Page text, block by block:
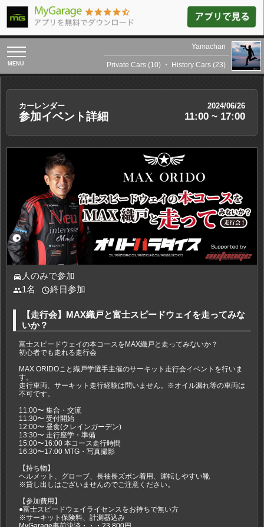
toggle
navigation
Yamachan
Private Cars (10) ・ History Cars (23)
カーレンダー 2024/06/26
参加イベント詳細 11:00 ~ 17:00
directions_car 人のみで参加
people1名 access_time終日参加
【走行会】MAX織戸と富士スピードウェイを走ってみな
いか？
富士スピードウェイの本コースをMAX織戸と走ってみないか？
初心者でも走れる走行会
MAX ORIDOこと織戸学選手主催のサーキット走行会イベントを行いま
す。
走行車両、サーキット走行経験は問いません。※オイル漏れ等の車両は
不可です。
11:00〜 集合・交流
11:30〜 受付開始
12:00〜 昼食(クレインガーデン)
13:30〜 走行座学・準備
15:00〜16:00 本コース走行時間
16:30〜17:00 MTG・写真撮影
【持ち物】
ヘルメット、グローブ、長袖長ズボン着用、運転しやすい靴
※貸し出しはございませんのでご注意ください。
【参加費用】
●富士スピードウェイライセンスをお持ちで無い方
※サーキット保険料、計測器込み